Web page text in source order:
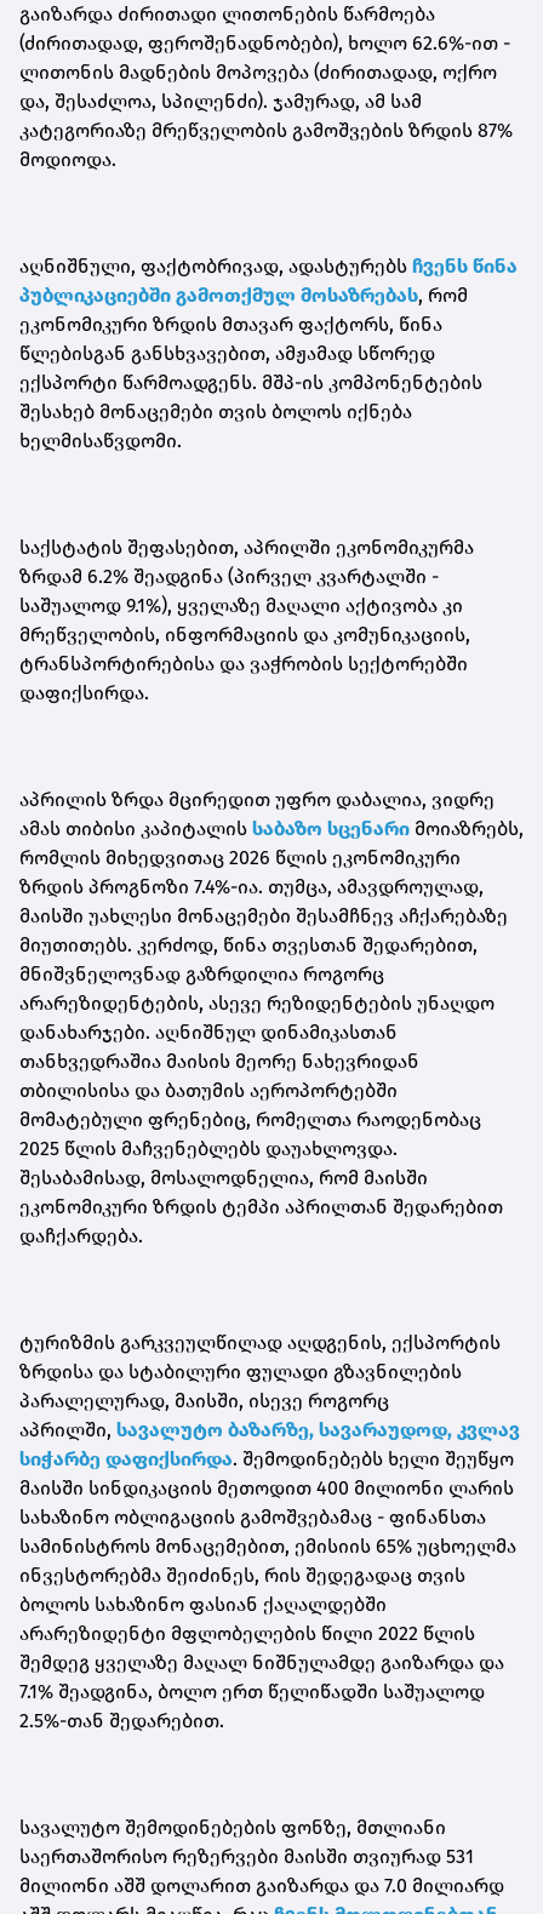
გაიზარდა ძირითადი ლითონების წარმოება
(ძირითადად, ფეროშენადნობები), ხოლო 62.6%-ით -
ლითონის მადნების მოპოვება (ძირითადად, ოქრო
და, შესაძლოა, სპილენძი). ჯამურად, ამ სამ
კატეგორიაზე მრეწველობის გამოშვების ზრდის 87%
მოდიოდა.
აღნიშნული, ფაქტობრივად, ადასტურებს ჩვენს წინა
პუბლიკაციებში გამოთქმულ მოსაზრებას, რომ
ეკონომიკური ზრდის მთავარ ფაქტორს, წინა
წლებისგან განსხვავებით, ამჟამად სწორედ
ექსპორტი წარმოადგენს. მშპ-ის კომპონენტების
შესახებ მონაცემები თვის ბოლოს იქნება
ხელმისაწვდომი.
საქსტატის შეფასებით, აპრილში ეკონომიკურმა
ზრდამ 6.2% შეადგინა (პირველ კვარტალში -
საშუალოდ 9.1%), ყველაზე მაღალი აქტივობა კი
მრეწველობის, ინფორმაციის და კომუნიკაციის,
ტრანსპორტირებისა და ვაჭრობის სექტორებში
დაფიქსირდა.
აპრილის ზრდა მცირედით უფრო დაბალია, ვიდრე
ამას თიბისი კაპიტალის საბაზო სცენარი მოიაზრებს,
რომლის მიხედვითაც 2026 წლის ეკონომიკური
ზრდის პროგნოზი 7.4%-ია. თუმცა, ამავდროულად,
მაისში უახლესი მონაცემები შესამჩნევ აჩქარებაზე
მიუთითებს. კერძოდ, წინა თვესთან შედარებით,
მნიშვნელოვნად გაზრდილია როგორც
არარეზიდენტების, ასევე რეზიდენტების უნაღდო
დანახარჯები. აღნიშნულ დინამიკასთან
თანხვედრაშია მაისის მეორე ნახევრიდან
თბილისისა და ბათუმის აეროპორტებში
მომატებული ფრენებიც, რომელთა რაოდენობაც
2025 წლის მაჩვენებლებს დაუახლოვდა.
შესაბამისად, მოსალოდნელია, რომ მაისში
ეკონომიკური ზრდის ტემპი აპრილთან შედარებით
დაჩქარდება.
ტურიზმის გარკვეულწილად აღდგენის, ექსპორტის
ზრდისა და სტაბილური ფულადი გზავნილების
პარალელურად, მაისში, ისევე როგორც
აპრილში, სავალუტო ბაზარზე, სავარაუდოდ, კვლავ
სიჭარბე დაფიქსირდა. შემოდინებებს ხელი შეუწყო
მაისში სინდიკაციის მეთოდით 400 მილიონი ლარის
სახაზინო ობლიგაციის გამოშვებამაც - ფინანსთა
სამინისტროს მონაცემებით, ემისიის 65% უცხოელმა
ინვესტორებმა შეიძინეს, რის შედეგადაც თვის
ბოლოს სახაზინო ფასიან ქაღალდებში
არარეზიდენტი მფლობელების წილი 2022 წლის
შემდეგ ყველაზე მაღალ ნიშნულამდე გაიზარდა და
7.1% შეადგინა, ბოლო ერთ წელიწადში საშუალოდ
2.5%-თან შედარებით.
სავალუტო შემოდინებების ფონზე, მთლიანი
საერთაშორისო რეზერვები მაისში თვიურად 531
მილიონი აშშ დოლარით გაიზარდა და 7.0 მილიარდ